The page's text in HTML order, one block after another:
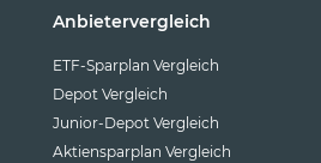
Anbietervergleich
ETF-Sparplan Vergleich
Depot Vergleich
Junior-Depot Vergleich
Aktiensparplan Vergleich